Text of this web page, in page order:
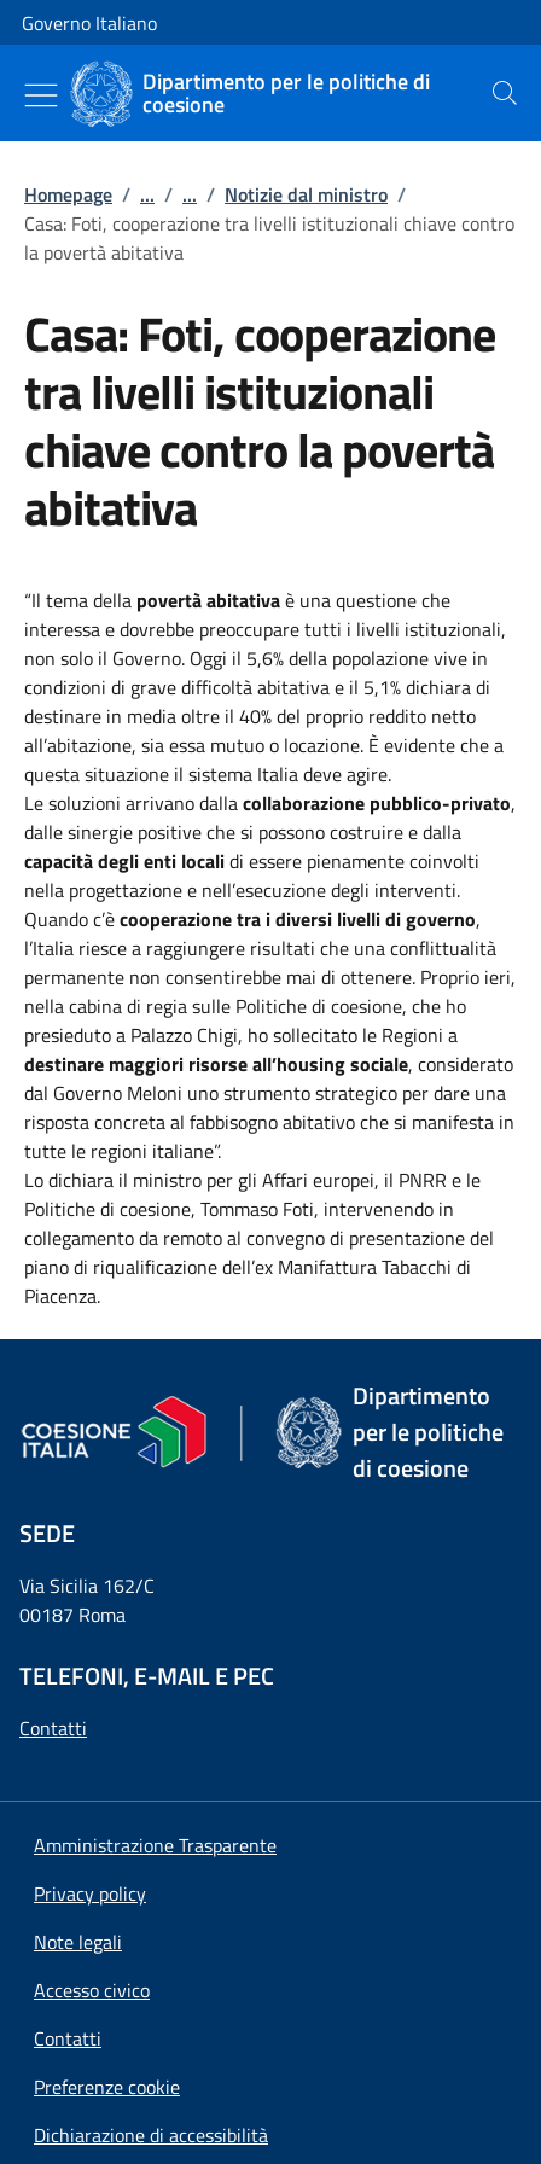
Vai al contenuto
Vai alla navigazione del sito
Governo Italiano
Dipartimento per le politiche di
coesione Cerca
Homepage / ... / ... / Notizie dal ministro /
Casa: Foti, cooperazione tra livelli istituzionali chiave contro
la povertà abitativa
Casa: Foti, cooperazione
tra livelli istituzionali
chiave contro la povertà
abitativa
“Il tema della povertà abitativaè una questione che
interessa e dovrebbe preoccupare tutti i livelli istituzionali,
non solo il Governo. Oggi il 5,6% della popolazione vive in
condizioni di grave difficoltà abitativa e il 5,1% dichiara di
destinare in media oltre il 40% del proprio reddito netto
all’abitazione, sia essa mutuo o locazione. È evidente che a
questa situazione il sistema Italia deve agire.
Le soluzioni arrivano dallacollaborazione pubblico-privato,
dalle sinergie positive che si possono costruire e dalla
capacità degli enti localidi essere pienamente coinvolti
nella progettazione e nell’esecuzione degli interventi.
Quando c’ècooperazione tra i diversi livelli di governo,
l’Italia riesce a raggiungere risultati che una conflittualità
permanente non consentirebbe mai di ottenere. Proprio ieri,
nella cabina di regia sulle Politiche di coesione, che ho
presieduto a Palazzo Chigi, ho sollecitato le Regioni a
destinare maggiori risorse all’housing sociale, considerato
dal Governo Meloni uno strumento strategico per dare una
risposta concreta al fabbisogno abitativo che si manifesta in
tutte le regioni italiane”.
Lo dichiara il ministro per gli Affari europei, il PNRR e le
Politiche di coesione, Tommaso Foti, intervenendo in
collegamento da remoto al convegno di presentazione del
piano di riqualificazione dell’ex Manifattura Tabacchi di
Piacenza.
Dipartimento
per le politiche
di coesione
SEDE
Via Sicilia 162/C
00187 Roma
TELEFONI, E-MAIL E PEC
Contatti
Amministrazione Trasparente
Privacy policy
Note legali
Accesso civico
Contatti
Preferenze cookie
Dichiarazione di accessibilità